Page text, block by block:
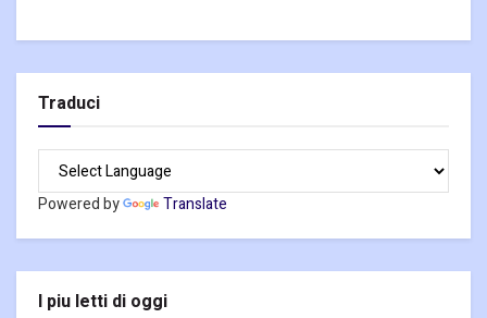
Traduci
Powered by Translate
I piu letti di oggi